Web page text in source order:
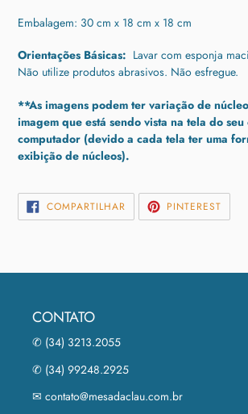
Embalagem: 30 cm x 18 cm x 18 cm
Orientações Básicas: Lavar com esponja
Não utilize produtos abrasivos. Não esfregue.
**As imagens podem ter variação de
imagem que está sendo vista na tela do
computador (devido a cada tela ter uma
exibição de núcleos).
COMPARTILHAR COMPARTILHAR
NO
FACEBOOK
PINTEREST
PIN
CONTATO
✆ (34) 3213.2055
✆ (34) 99248.2925
✉ contato@mesadaclau.com.br